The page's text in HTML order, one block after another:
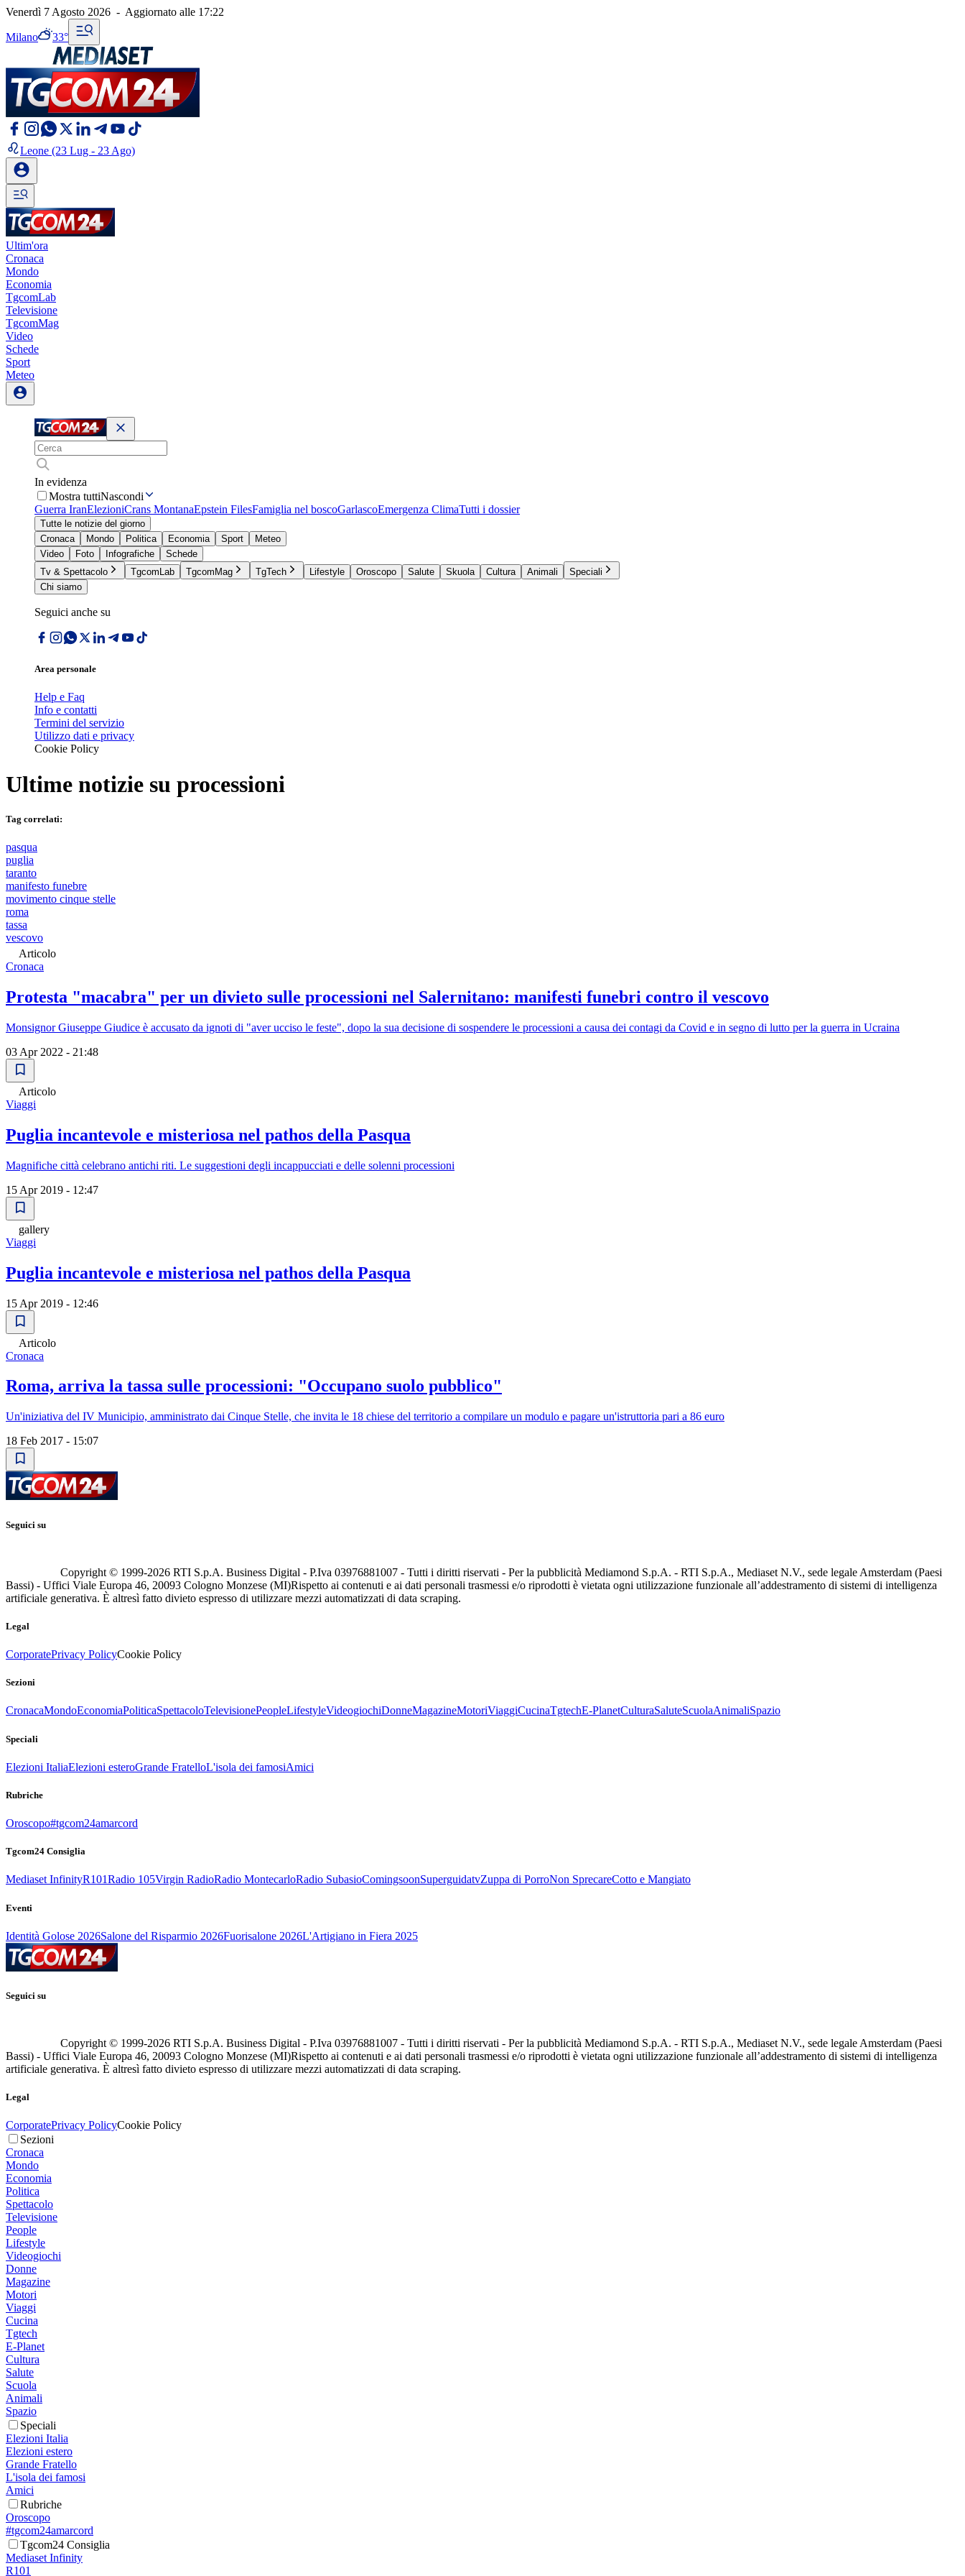
Venerdì 7 Agosto 2026 - Aggiornato alle 17:22
Milano 33°
Leone (23 Lug - 23 Ago)
Ultim'ora
Cronaca
Mondo
Economia
TgcomLab
Televisione
TgcomMag
Video
Schede
Sport
Meteo
In evidenza
Mostra tuttiNascondi
Guerra IranElezioniCrans MontanaEpstein FilesFamiglia nel boscoGarlascoEmergenza ClimaTutti i dossier
Tutte le notizie del giorno
Cronaca
Mondo Politica Economia Sport
Meteo
Video
Foto Infografiche
Schede
Tv & Spettacolo
TgcomLab TgcomMag TgTech Lifestyle Oroscopo Salute Skuola Cultura Animali
Speciali
Chi siamo
Seguici anche su
Area personale
Help e Faq
Info e contatti
Termini del servizio
Utilizzo dati e privacy
Cookie Policy
Ultime notizie su processioni
Tag correlati:
pasqua
puglia
taranto
manifesto funebre
movimento cinque stelle
roma
tassa
vescovo
Articolo
Cronaca
Protesta "macabra" per un divieto sulle processioni nel Salernitano: manifesti funebri contro il vescovo
Monsignor Giuseppe Giudice è accusato da ignoti di "aver ucciso le feste", dopo la sua decisione di sospendere le processioni a causa dei contagi da Covid e in segno di lutto per la guerra in Ucraina
03 Apr 2022 - 21:48
Articolo
Viaggi
Puglia incantevole e misteriosa nel pathos della Pasqua
Magnifiche città celebrano antichi riti. Le suggestioni degli incappucciati e delle solenni processioni
15 Apr 2019 - 12:47
gallery
Viaggi
Puglia incantevole e misteriosa nel pathos della Pasqua
15 Apr 2019 - 12:46
Articolo
Cronaca
Roma, arriva la tassa sulle processioni: "Occupano suolo pubblico"
Un'iniziativa del IV Municipio, amministrato dai Cinque Stelle, che invita le 18 chiese del territorio a compilare un modulo e pagare un'istruttoria pari a 86 euro
18 Feb 2017 - 15:07
Seguici su
Copyright © 1999-2026 RTI S.p.A. Business Digital - P.Iva 03976881007 - Tutti i diritti riservati - Per la pubblicità Mediamond S.p.A. - RTI S.p.A., Mediaset N.V., sede legale Amsterdam (Paesi
Bassi) - Uffici Viale Europa 46, 20093 Cologno Monzese (MI)Rispetto ai contenuti e ai dati personali trasmessi e/o riprodotti è vietata ogni utilizzazione funzionale all’addestramento di sistemi di intelligenza
artificiale generativa. È altresì fatto divieto espresso di utilizzare mezzi automatizzati di data scraping.
Legal
CorporatePrivacy PolicyCookie Policy
Sezioni
CronacaMondoEconomiaPoliticaSpettacoloTelevisionePeopleLifestyleVideogiochiDonneMagazineMotoriViaggiCucinaTgtechE-PlanetCulturaSaluteScuolaAnimaliSpazio
Speciali
Elezioni ItaliaElezioni esteroGrande FratelloL'isola dei famosiAmici
Rubriche
Oroscopo#tgcom24amarcord
Tgcom24 Consiglia
Mediaset InfinityR101Radio 105Virgin RadioRadio MontecarloRadio SubasioComingsoonSuperguidatvZuppa di PorroNon SprecareCotto e Mangiato
Eventi
Identità Golose 2026Salone del Risparmio 2026Fuorisalone 2026L'Artigiano in Fiera 2025
Seguici su
Copyright © 1999-2026 RTI S.p.A. Business Digital - P.Iva 03976881007 - Tutti i diritti riservati - Per la pubblicità Mediamond S.p.A. - RTI S.p.A., Mediaset N.V., sede legale Amsterdam (Paesi
Bassi) - Uffici Viale Europa 46, 20093 Cologno Monzese (MI)Rispetto ai contenuti e ai dati personali trasmessi e/o riprodotti è vietata ogni utilizzazione funzionale all’addestramento di sistemi di intelligenza
artificiale generativa. È altresì fatto divieto espresso di utilizzare mezzi automatizzati di data scraping.
Legal
CorporatePrivacy PolicyCookie Policy
Sezioni
Cronaca
Mondo
Economia
Politica
Spettacolo
Televisione
People
Lifestyle
Videogiochi
Donne
Magazine
Motori
Viaggi
Cucina
Tgtech
E-Planet
Cultura
Salute
Scuola
Animali
Spazio
Speciali
Elezioni Italia
Elezioni estero
Grande Fratello
L'isola dei famosi
Amici
Rubriche
Oroscopo
#tgcom24amarcord
Tgcom24 Consiglia
Mediaset Infinity
R101